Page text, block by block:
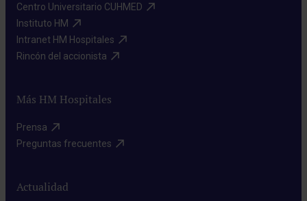
Centro Universitario CUHMED​
Instituto HM​
Intranet HM Hospitales​
Rincón del accionista​
Más HM Hospitales
Prensa​
Preguntas frecuentes​
Actualidad